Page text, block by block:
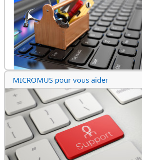
MICROMUS pour vous aider